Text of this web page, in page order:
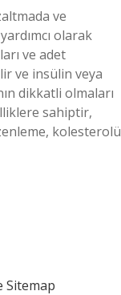
ve
olarak
ve adet
ve insülin veya
dikkatli olmaları
sahiptir,
kolesterolü
Sitemap